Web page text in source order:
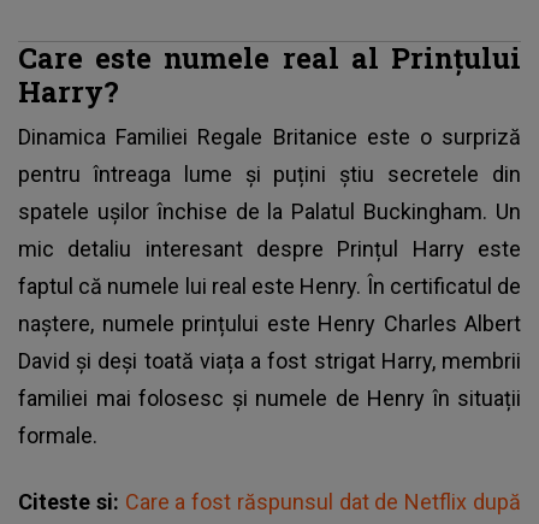
Care este numele real al Prințului
Harry?
Dinamica Familiei Regale Britanice este o surpriză
pentru întreaga lume și puțini știu secretele din
spatele ușilor închise de la Palatul Buckingham. Un
mic detaliu interesant despre Prințul Harry este
faptul că numele lui real este Henry. În certificatul de
naștere, numele prințului este Henry Charles Albert
David și deși toată viața a fost strigat Harry, membrii
familiei mai folosesc și numele de Henry în situații
formale.
Citeste si: Care a fost răspunsul dat de Netflix după